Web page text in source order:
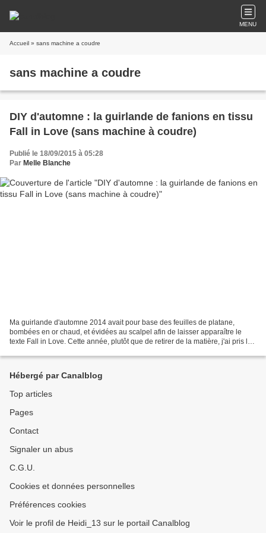
MENU
Accueil » sans machine a coudre
sans machine a coudre
DIY d'automne : la guirlande de fanions en tissu
Fall in Love (sans machine à coudre)
Publié le 18/09/2015 à 05:28
Par Melle Blanche
Ma guirlande d'automne 2014 avait pour base des feuilles de platane,
bombées en or chaud, et évidées au scalpel afin de laisser apparaître le
texte Fall in Love. Cette année, plutôt que de retirer de la matière, j'ai pris le
Hébergé par Canalblog
Top articles
Pages
Contact
Signaler un abus
C.G.U.
Cookies et données personnelles
Préférences cookies
Voir le profil de Heidi_13 sur le portail Canalblog